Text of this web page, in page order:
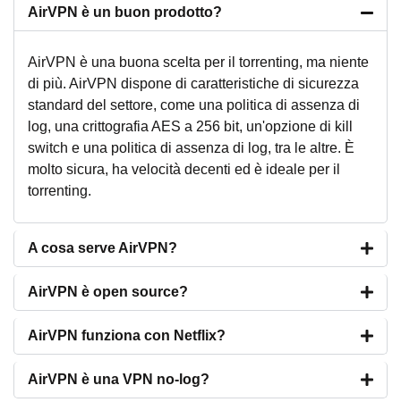
AirVPN è un buon prodotto?
AirVPN è una buona scelta per il torrenting, ma niente
di più. AirVPN dispone di caratteristiche di sicurezza
standard del settore, come una politica di assenza di
log, una crittografia AES a 256 bit, un'opzione di kill
switch e una politica di assenza di log, tra le altre. È
molto sicura, ha velocità decenti ed è ideale per il
torrenting.
A cosa serve AirVPN?
AirVPN è open source?
AirVPN funziona con Netflix?
AirVPN è una VPN no-log?